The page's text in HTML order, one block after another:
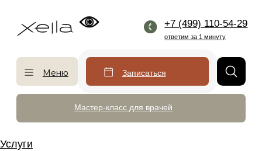
Мастер-класс для врачей
ответим за 1 минуту
Услуги